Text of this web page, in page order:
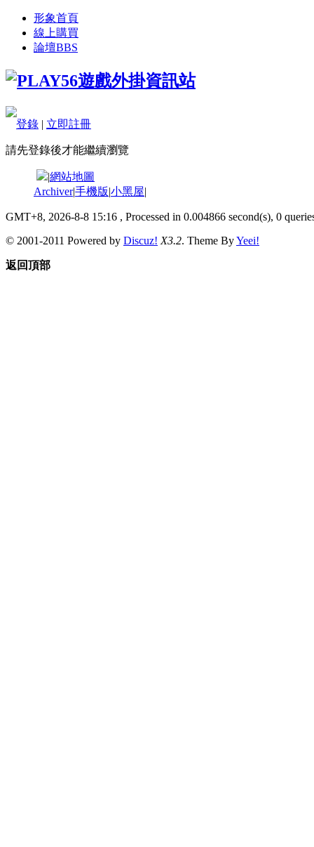
形象首頁
線上購買
論壇BBS
登錄 | 立即註冊
請先登錄後才能繼續瀏覽
|網站地圖
Archiver|手機版|小黑屋|
GMT+8, 2026-8-8 15:16 , Processed in 0.004866 second(s), 0
© 2001-2011 Powered by Discuz! X3.2. Theme ByYeei!
返回頂部